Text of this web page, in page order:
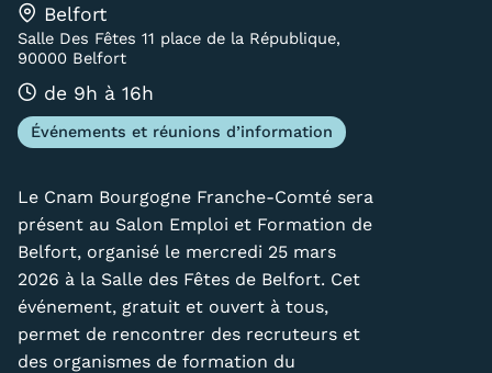
BFC
Quoi de neuf au Cnam BFC?
Agenda
Revue de presse
Contact
Contacts services
Belfort
Salle Des Fêtes 11 place de la République,
90000 Belfort
de 9h à 16h
Événements et réunions d’information
Le Cnam Bourgogne Franche-Comté sera
présent au Salon Emploi et Formation de
Belfort, organisé le mercredi 25 mars
2026 à la Salle des Fêtes de Belfort. Cet
événement, gratuit et ouvert à tous,
permet de rencontrer des recruteurs et
des organismes de formation du